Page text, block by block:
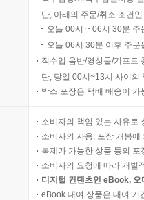
단, 아래의 주문/취소 조건
오늘 00시 ~ 06시 30분
오늘 06시 30분 이후 주
직수입 음반/영상물/기프트
단, 당일 00시~13시 사이의
박스 포장은 택배 배송이
소비자의 책임 있는 사유로
소비자의 사용, 포장 개봉
복제가 가능한 상품 등의
소비자의 요청에 따라 개별
디지털 컨텐츠인 eBook,
eBook 대여 상품은 대여 기